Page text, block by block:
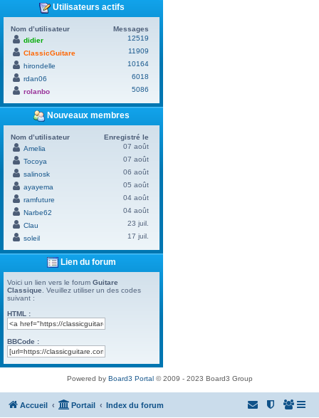
Utilisateurs actifs
Nom d’utilisateur
Messages
didier
12519
ClassicGuitare
11909
hirondelle
10164
rdan06
6018
rolanbo
5086
Nouveaux membres
Nom d’utilisateur
Enregistré le
Amelia
07 août
Tocoya
07 août
salinosk
06 août
ayayema
05 août
ramfuture
04 août
Narbe62
04 août
Clau
23 juil.
soleil
17 juil.
Lien du forum
Voici un lien vers le forum Guitare
Classique . Veuillez utiliser un des codes
suivant :
HTML :
BBCode :
Powered by Board3 Portal© 2009 - 2023 Board3 Group
Accueil Portail Index du forum